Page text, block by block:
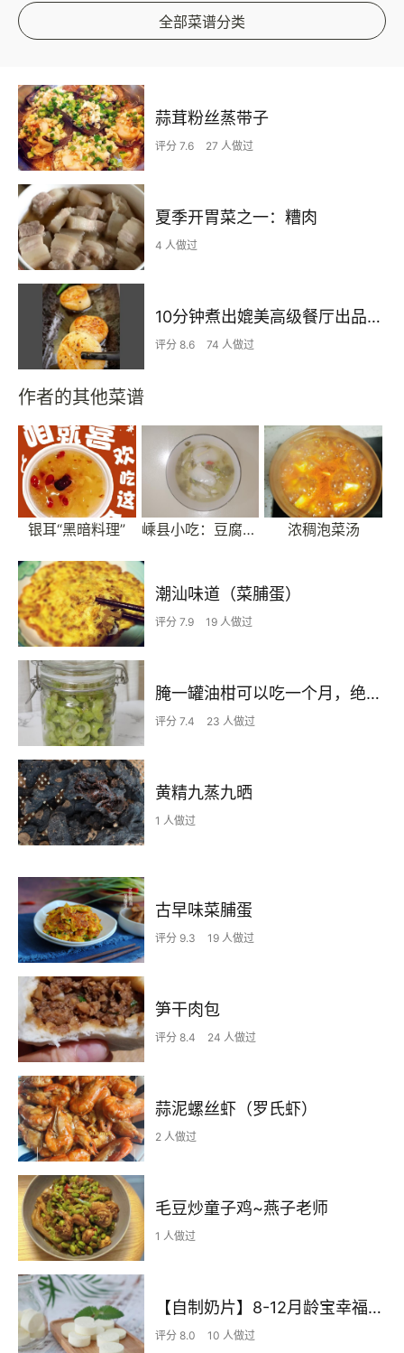
全部菜谱分类
蒜茸粉丝蒸带子
评分 7.6 27 人做过
夏季开胃菜之一：糟肉
4 人做过
10分钟煮出媲美高级餐厅出品的带子料理
评分 8.6 74 人做过
作者的其他菜谱
银耳“黑暗料理” 嵊县小吃：豆腐年糕 浓稠泡菜汤
潮汕味道（菜脯蛋）
评分 7.9 19 人做过
腌一罐油柑可以吃一个月，绝了绝了
评分 7.4 23 人做过
黄精九蒸九晒
1 人做过
古早味菜脯蛋
评分 9.3 19 人做过
笋干肉包
评分 8.4 24 人做过
蒜泥螺丝虾（罗氏虾）
2 人做过
毛豆炒童子鸡~燕子老师
1 人做过
【自制奶片】8-12月龄宝幸福宝辅食9、10、11
评分 8.0 10 人做过